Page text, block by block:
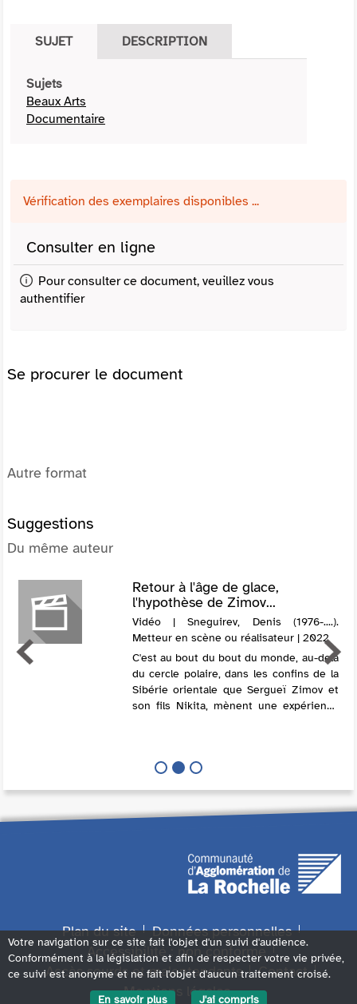
SUJET DESCRIPTION
Sujets
Beaux Arts
Documentaire
Vérification des exemplaires disponibles ...
Consulter en ligne
Pour consulter ce document, veuillez vous
authentifier
Se procurer le document
Autre format
Suggestions
Du même auteur
Retour à l'âge de glace,
l'hypothèse de Zimov...
Vidéo | Sneguirev, Denis (1976-....).
Metteur en scène ou réalisateur | 2022
C'est au bout du bout du monde, au-delà
du cercle polaire, dans les confins de la
Sibérie orientale que Sergueï Zimov et
son fils Nikita, mènent une expérience
Plan du site
Données personnelles
Accessibilité : non conforme
Accès sourds et malentendants
Contact
Mentions légales
Votre navigation sur ce site fait l'objet d'un suivi d'audience.
Conformément à la législation et afin de respecter votre vie privée,
ce suivi est anonyme et ne fait l'objet d'aucun traitement croisé.
En savoir plus
J'ai compris